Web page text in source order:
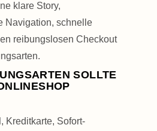
klare Story,
Navigation, schnelle
reibungslosen Checkout
SOLLTE
Kreditkarte, Sofort­